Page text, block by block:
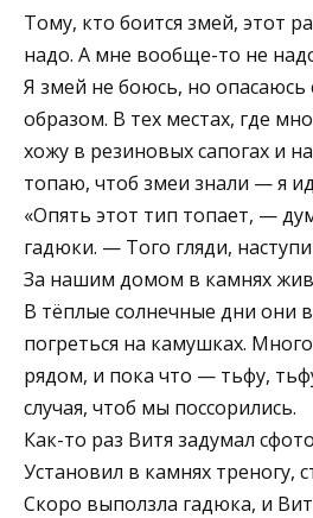
Тому, кто боится змей, этот
надо. А мне вообще-то не
Я змей не боюсь, но
образом. В тех местах, где
хожу в резиновых сапогах и
топаю, чтоб змеи знали — я
«Опять этот тип топает, —
гадюки. — Того гляди,
За нашим домом в камнях
В тёплые солнечные дни они
погреться на камушках.
рядом, и пока что — тьфу,
случая, чтоб мы поссорились.
Как-то раз Витя задумал
Установил в камнях треногу,
Скоро выползла гадюка, и